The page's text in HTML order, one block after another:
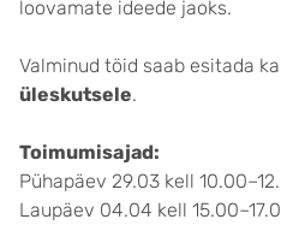
loovamate ideede jaoks.
Valminud töid saab esitada ka
üleskutsele.
Toimumisajad:
Pühapäev 29.03 kell
Laupäev 04.04 kell